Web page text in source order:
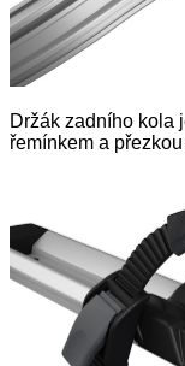
Držák zadního kola
řemínkem a